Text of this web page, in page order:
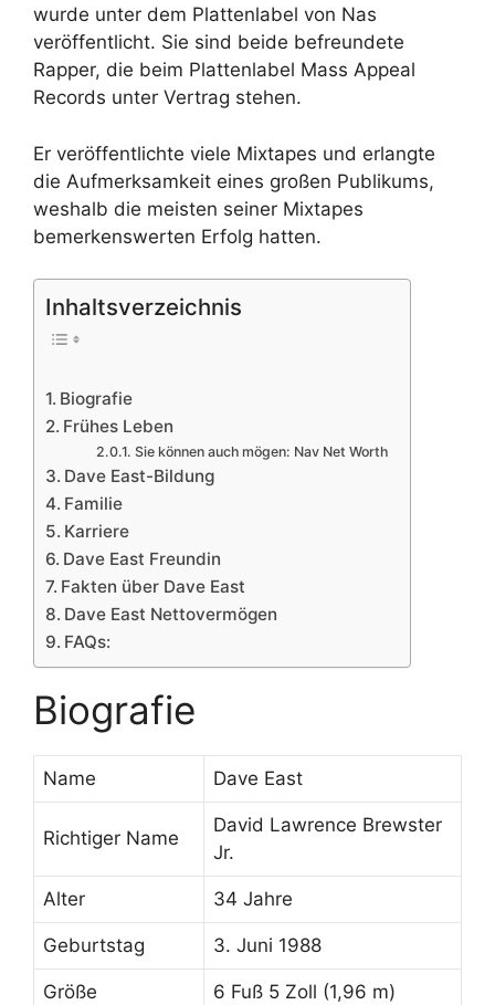
wurde unter dem Plattenlabel von Nas
veröffentlicht. Sie sind beide befreundete
Rapper, die beim Plattenlabel Mass Appeal
Records unter Vertrag stehen.
Er veröffentlichte viele Mixtapes und erlangte
die Aufmerksamkeit eines großen Publikums,
weshalb die meisten seiner Mixtapes
bemerkenswerten Erfolg hatten.
Inhaltsverzeichnis
Biografie
Frühes Leben
Sie können auch mögen: Nav Net Worth
Dave East-Bildung
Familie
Karriere
Dave East Freundin
Fakten über Dave East
Dave East Nettovermögen
FAQs:
Biografie
Name Dave East
Richtiger Name
David Lawrence Brewster
Jr.
Alter 34 Jahre
Geburtstag 3. Juni 1988
Größe 6 Fuß 5 Zoll (1,96 m)